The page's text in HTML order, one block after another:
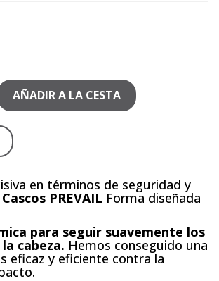
AÑADIR A LA CESTA
en términos de seguridad y
Cascos PREVAIL Forma diseñada
para seguir suavemente los
cabeza. Hemos conseguido una
eficaz y eficiente contra la